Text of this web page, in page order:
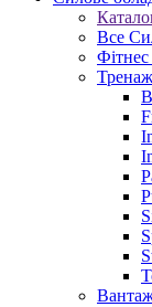
Все
Фітнес